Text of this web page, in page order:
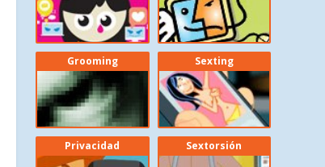
Grooming Sexting
Privacidad Sextorsión